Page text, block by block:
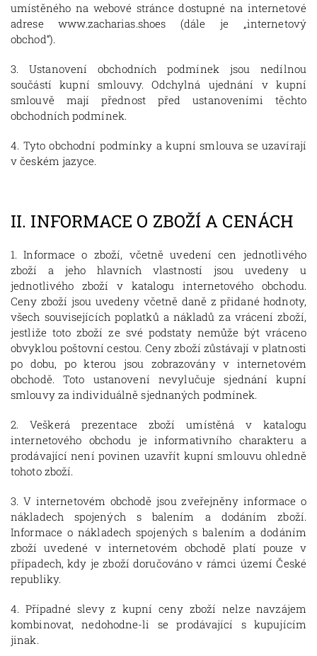
umístěného na webové stránce dostupné na internetové
adrese www.zacharias.shoes (dále je „internetový
obchod“).
3. Ustanovení obchodních podmínek jsou nedílnou
součástí kupní smlouvy. Odchylná ujednání v kupní
smlouvě mají přednost před ustanoveními těchto
obchodních podmínek.
4. Tyto obchodní podmínky a kupní smlouva se uzavírají
v českém jazyce.
II. INFORMACE O ZBOŽÍ A CENÁCH
1. Informace o zboží, včetně uvedení cen jednotlivého
zboží a jeho hlavních vlastností jsou uvedeny u
jednotlivého zboží v katalogu internetového obchodu.
Ceny zboží jsou uvedeny včetně daně z přidané hodnoty,
všech souvisejících poplatků a nákladů za vrácení zboží,
jestliže toto zboží ze své podstaty nemůže být vráceno
obvyklou poštovní cestou. Ceny zboží zůstávají v platnosti
po dobu, po kterou jsou zobrazovány v internetovém
obchodě. Toto ustanovení nevylučuje sjednání kupní
smlouvy za individuálně sjednaných podmínek.
2. Veškerá prezentace zboží umístěná v katalogu
internetového obchodu je informativního charakteru a
prodávající není povinen uzavřít kupní smlouvu ohledně
tohoto zboží.
3. V internetovém obchodě jsou zveřejněny informace o
nákladech spojených s balením a dodáním zboží.
Informace o nákladech spojených s balením a dodáním
zboží uvedené v internetovém obchodě platí pouze v
případech, kdy je zboží doručováno v rámci území České
republiky.
4. Případné slevy z kupní ceny zboží nelze navzájem
kombinovat, nedohodne-li se prodávající s kupujícím
jinak.